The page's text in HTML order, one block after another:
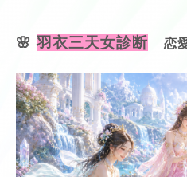
🌸 羽衣三天女診断 恋